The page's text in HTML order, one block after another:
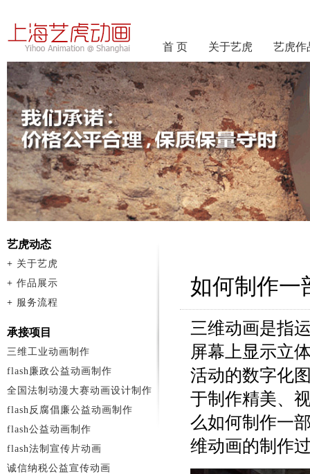
首 页 关于艺虎 艺虎作
如何制作一
三维动画是指
屏幕上显示立
活动的数字化
于制作精美、
么如何制作一
维动画的制作
艺虎动态
+ 关于艺虎
+ 作品展示
+ 服务流程
承接项目
三维工业动画制作
flash廉政公益动画制作
全国法制动漫大赛动画设计制作
flash反腐倡廉公益动画制作
flash公益动画制作
flash法制宣传片动画
诚信纳税公益宣传动画